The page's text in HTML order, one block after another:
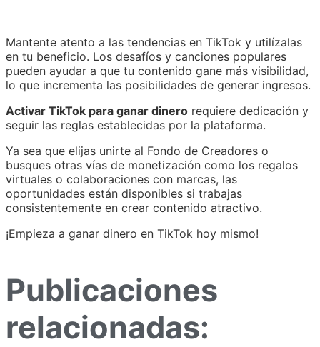
Mantente atento a las tendencias en TikTok y utilízalas
en tu beneficio. Los desafíos y canciones populares
pueden ayudar a que tu contenido gane más visibilidad,
lo que incrementa las posibilidades de generar ingresos.
Activar TikTok para ganar dinero requiere dedicación y
seguir las reglas establecidas por la plataforma.
Ya sea que elijas unirte al Fondo de Creadores o
busques otras vías de monetización como los regalos
virtuales o colaboraciones con marcas, las
oportunidades están disponibles si trabajas
consistentemente en crear contenido atractivo.
¡Empieza a ganar dinero en TikTok hoy mismo!
Publicaciones
relacionadas: